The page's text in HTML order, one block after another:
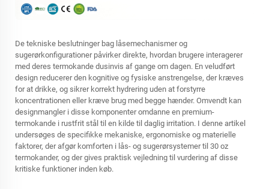
De tekniske beslutninger bag låsemechanismer og
sugerørkonfigurationer påvirker direkte, hvordan brugere interagerer
med deres termokande dusinvis af gange om dagen. En veludført
design reducerer den kognitive og fysiske anstrengelse, der kræves
for at drikke, og sikrer korrekt hydrering uden at forstyrre
koncentrationen eller kræve brug med begge hænder. Omvendt kan
designmangler i disse komponenter omdanne en premium-
termokande i rustfrit stål til en kilde til daglig irritation. I denne artikel
undersøges de specifikke mekaniske, ergonomiske og materielle
faktorer, der afgør komforten i lås- og sugerørsystemer til 30 oz
termokander, og der gives praktisk vejledning til vurdering af disse
kritiske funktioner inden køb.